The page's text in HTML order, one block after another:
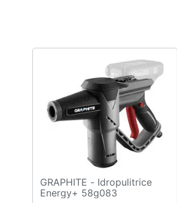
Brico e Giardinaggio
Salute e igiene
Beauty
Prima infanzia
GRAPHITE - Idropulitrice
Energy+ 58g083